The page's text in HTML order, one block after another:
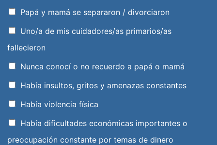
Papá y mamá se separaron / divorciaron
Uno/a de mis cuidadores/as primarios/as
fallecieron
Nunca conocí o no recuerdo a papá o mamá
Había insultos, gritos y amenazas constantes
Había violencia física
Había dificultades económicas importantes o
preocupación constante por temas de dinero